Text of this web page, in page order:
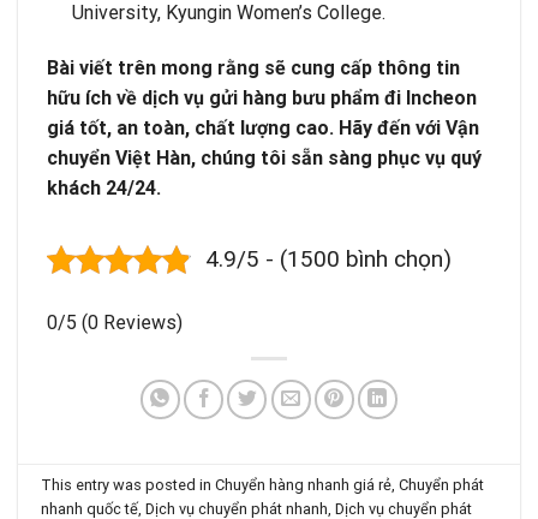
University, Kyungin Women’s College.
Bài viết trên mong rằng sẽ cung cấp thông tin
hữu ích về dịch vụ gửi hàng bưu phẩm đi Incheon
giá tốt, an toàn, chất lượng cao. Hãy đến với Vận
chuyển Việt Hàn, chúng tôi sẵn sàng phục vụ quý
khách 24/24.
4.9/5 - (1500 bình chọn)
0/5 (0 Reviews)
This entry was posted inChuyển hàng nhanh giá rẻ ,Chuyển phát
nhanh quốc tế,Dịch vụ chuyển phát nhanh ,Dịch vụ chuyển phát